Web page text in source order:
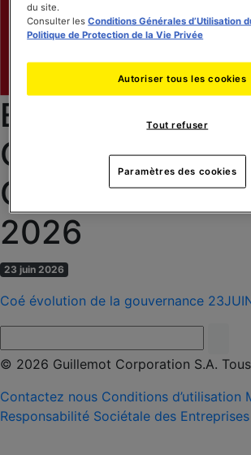
EVOLUTION DE
GOUVERNANCE
COMPTER DU
2026
23 juin 2026
Coé évolution de la gouvernance
© 2026 Guillemot Corporation S.A.
Contactez nous Conditions d’utilisation
Responsabilité Sociétale des Entreprises
du site.
Consulter lesConditions Générales d’Utilisation
Politique de Protection de la Vie Privée
Tout refuser
Autoriser tous les cookies
Paramètres des cookies